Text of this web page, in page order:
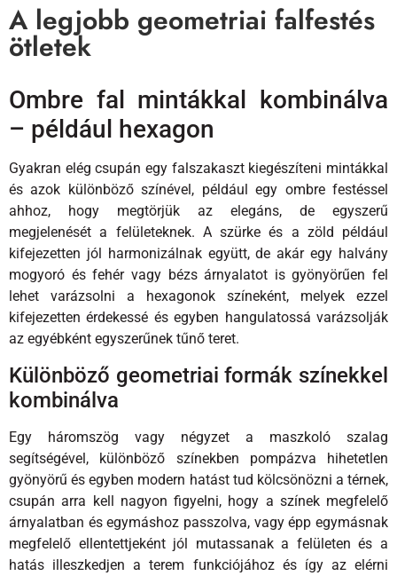
A legjobb geometriai falfestés
ötletek
Ombre fal mintákkal kombinálva
– például hexagon
Gyakran elég csupán egy falszakaszt kiegészíteni mintákkal
és azok különböző színével, például egy ombre festéssel
ahhoz, hogy megtörjük az elegáns, de egyszerű
megjelenését a felületeknek. A szürke és a zöld például
kifejezetten jól harmonizálnak együtt, de akár egy halvány
mogyoró és fehér vagy bézs árnyalatot is gyönyörűen fel
lehet varázsolni a hexagonok színeként, melyek ezzel
kifejezetten érdekessé és egyben hangulatossá varázsolják
az egyébként egyszerűnek tűnő teret.
Különböző geometriai formák színekkel
kombinálva
Egy háromszög vagy négyzet a maszkoló szalag
segítségével, különböző színekben pompázva hihetetlen
gyönyörű és egyben modern hatást tud kölcsönözni a térnek,
csupán arra kell nagyon figyelni, hogy a színek megfelelő
árnyalatban és egymáshoz passzolva, vagy épp egymásnak
megfelelő ellentettjeként jól mutassanak a felületen és a
hatás illeszkedjen a terem funkciójához és így az elérni